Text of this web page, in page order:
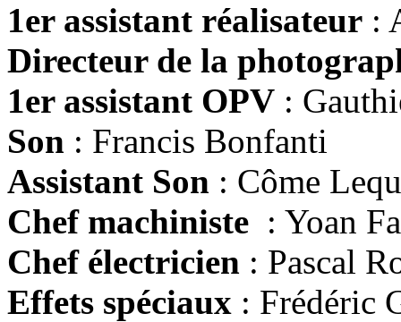
1er assistant réalisateur :
Directeur de la
1er assistant OPV :
Son : Francis Bonfanti
Assistant Son : Côme
Chef machiniste : Yoan
Chef électricien : Pascal
Effets spéciaux : Frédéric